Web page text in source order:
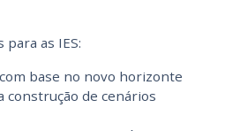
as IES:
base no novo horizonte
construção de cenários